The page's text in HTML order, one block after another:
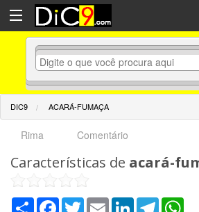
DIC9 ACARÁ-FUMAÇA
Rima Comentário
Características de acará-
ShareFacebook
TwitterEmailLinkedInTelegram